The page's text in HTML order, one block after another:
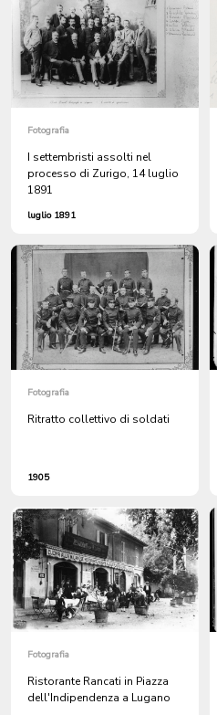
Fotografia
I settembristi assolti nel
processo di Zurigo, 14 luglio
1891
luglio 1891
Fotografia
Ritratto collettivo di soldati
1905
Fotografia
Ristorante Rancati in Piazza
dell'Indipendenza a Lugano